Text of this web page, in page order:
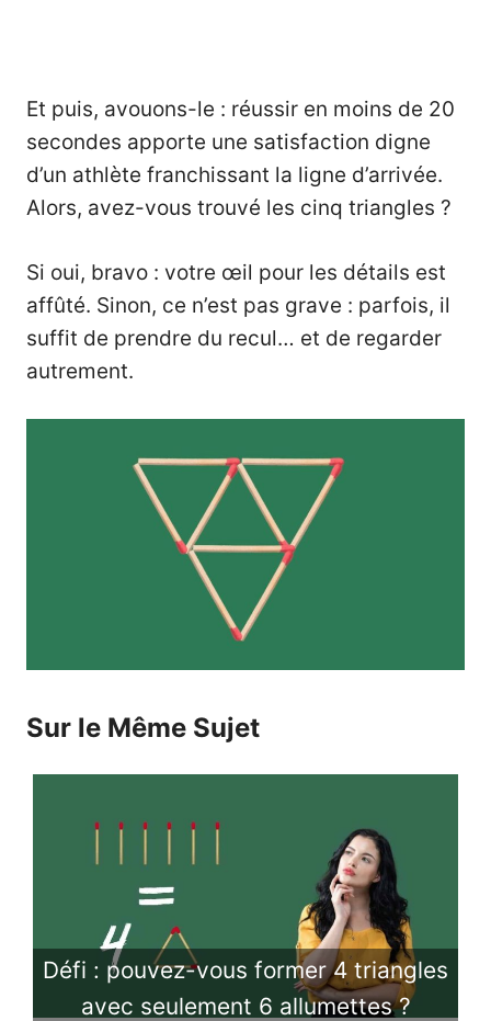
Et puis, avouons-le : réussir en moins de 20
secondes apporte une satisfaction digne
d’un athlète franchissant la ligne d’arrivée.
Alors, avez-vous trouvé les cinq triangles ?
Si oui, bravo : votre œil pour les détails est
affûté. Sinon, ce n’est pas grave : parfois, il
suffit de prendre du recul… et de regarder
autrement.
Sur le Même Sujet
Défi : pouvez-vous former 4 triangles
avec seulement 6 allumettes ?